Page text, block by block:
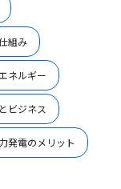
組み
ネルギー
ビジネス
発電のメリット